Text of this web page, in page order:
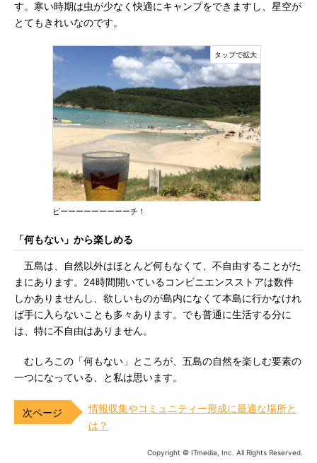
す。寒い時期は虫が少なく快適にキャンプをできますし、星空が
とてもきれいなのです。
ビーーーーーーーーーチ！
「何もない」から楽しめる
五島は、自然以外はほとんど何もなくて、不自由することがた
まにあります。24時間開いているコンビニエンスストアは数件
しかありませんし、欲しいものが島内になくて本島に行かなけれ
ば手に入らないことも多々あります。でも普通に生活する分に
は、特に不自由はありません。
むしろこの「何もない」ところが、五島の自然を楽しむ要素の
一つになっている、と私は思います。
情報収集やコミュニティー形成に最適な場所と
は？
Copyright © ITmedia, Inc. All Rights Reserved.